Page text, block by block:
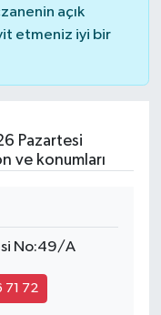
açık
etmeniz iyi bir
Pazartesi
ve konumları
No:49/A
71 72